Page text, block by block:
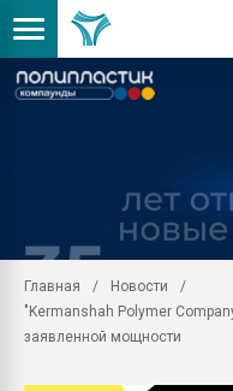
Главная
Новости
"Kermanshah Polymer
заявленной мощности